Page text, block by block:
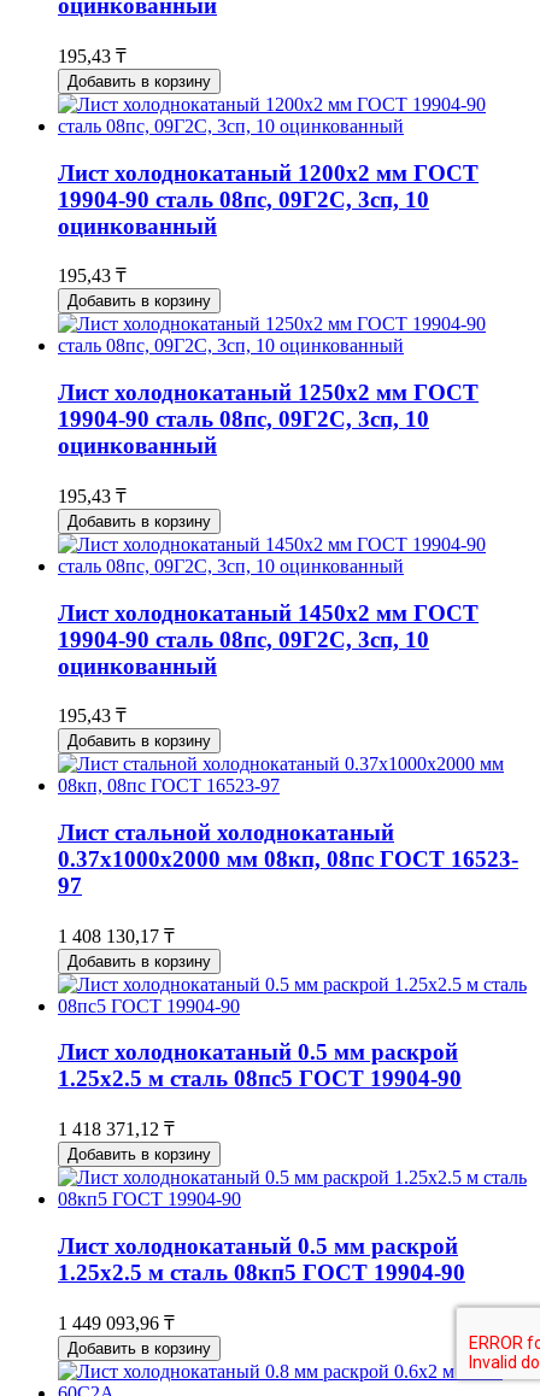
оцинкованный
195,43 ₸
Добавить в корзину
Лист холоднокатаный 1200x2 мм ГОСТ
19904-90 сталь 08пс, 09Г2С, 3сп, 10
оцинкованный
195,43 ₸
Добавить в корзину
Лист холоднокатаный 1250x2 мм ГОСТ
19904-90 сталь 08пс, 09Г2С, 3сп, 10
оцинкованный
195,43 ₸
Добавить в корзину
Лист холоднокатаный 1450x2 мм ГОСТ
19904-90 сталь 08пс, 09Г2С, 3сп, 10
оцинкованный
195,43 ₸
Добавить в корзину
Лист стальной холоднокатаный
0.37х1000х2000 мм 08кп, 08пс ГОСТ 16523-
97
1 408 130,17 ₸
Добавить в корзину
Лист холоднокатаный 0.5 мм раскрой
1.25х2.5 м сталь 08пс5 ГОСТ 19904-90
1 418 371,12 ₸
Добавить в корзину
Лист холоднокатаный 0.5 мм раскрой
1.25х2.5 м сталь 08кп5 ГОСТ 19904-90
1 449 093,96 ₸
Добавить в корзину